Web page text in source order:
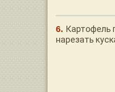
Картофель
нарезать